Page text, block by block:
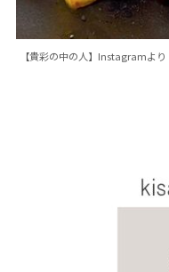
【貴彩の中の人】Instagramより